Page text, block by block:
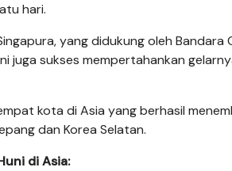
hari.
yang didukung oleh
juga sukses mempertahankan
kota di Asia yang berhasil
dan Korea Selatan.
di Asia: